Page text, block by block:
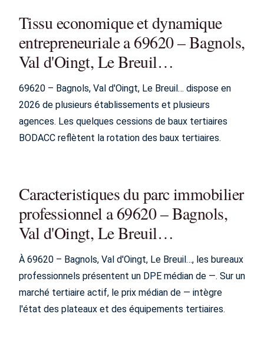
Tissu economique et dynamique
entrepreneuriale a 69620 – Bagnols,
Val d'Oingt, Le Breuil…
69620 – Bagnols, Val d'Oingt, Le Breuil… dispose en
2026 de plusieurs établissements et plusieurs
agences. Les quelques cessions de baux tertiaires
BODACC reflètent la rotation des baux tertiaires.
Caracteristiques du parc immobilier
professionnel a 69620 – Bagnols,
Val d'Oingt, Le Breuil…
À 69620 – Bagnols, Val d'Oingt, Le Breuil…, les bureaux
professionnels présentent un DPE médian de —. Sur un
marché tertiaire actif, le prix médian de — intègre
l'état des plateaux et des équipements tertiaires.